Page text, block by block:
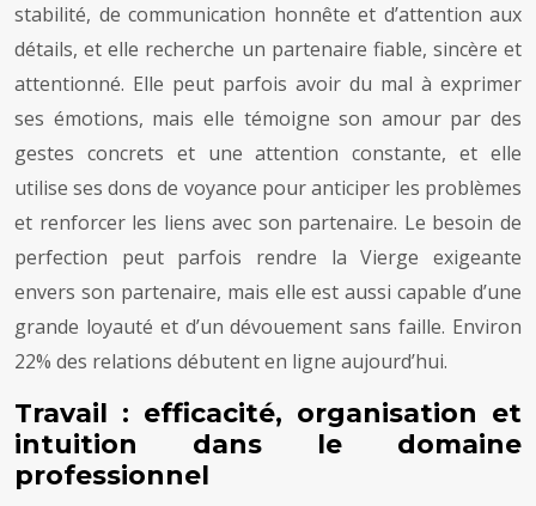
stabilité, de communication honnête et d’attention aux
détails, et elle recherche un partenaire fiable, sincère et
attentionné. Elle peut parfois avoir du mal à exprimer
ses émotions, mais elle témoigne son amour par des
gestes concrets et une attention constante, et elle
utilise ses dons de voyance pour anticiper les problèmes
et renforcer les liens avec son partenaire. Le besoin de
perfection peut parfois rendre la Vierge exigeante
envers son partenaire, mais elle est aussi capable d’une
grande loyauté et d’un dévouement sans faille. Environ
22% des relations débutent en ligne aujourd’hui.
Travail : efficacité, organisation et
intuition dans le domaine
professionnel